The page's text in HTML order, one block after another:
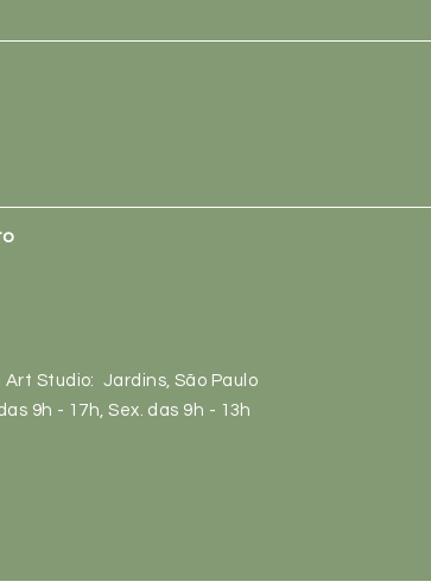
Art Studio: Jardins, São Paulo
9h - 17h, Sex. das 9h - 13 h